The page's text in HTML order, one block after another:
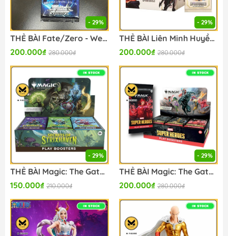
- 29%
THẺ BÀI Fate/Zero - Weiss Schwarz - Extra Booster Box (Bushiroad) PACK CARD CHÍNH HÃNG
200.000₫ 280.000₫
- 29%
THẺ BÀI Liên Minh Huyền Thoại - Riftbound: Spiritforged - Booster Box - League of Legends TCG/Card Game (Riot Games) CARD CHÍNH HÃNG
200.000₫ 280.000₫
- 29%
THẺ BÀI Magic: The Gathering - Secrets of Strixhaven Play Booster Box - Trading Card Game (Wizards of the Coast) - CARD GAME CHÍNH HÃNG FIGURE CHÍNH HÃNG
150.000₫ 210.000₫
- 29%
THẺ BÀI Magic: The Gathering - Marvel Super Heroes Play Booster Box - Trading Card Game (Wizards of the Coast) - CARD GAME CHÍNH HÃNG FIGURE CHÍNH HÃNG
200.000₫ 280.000₫